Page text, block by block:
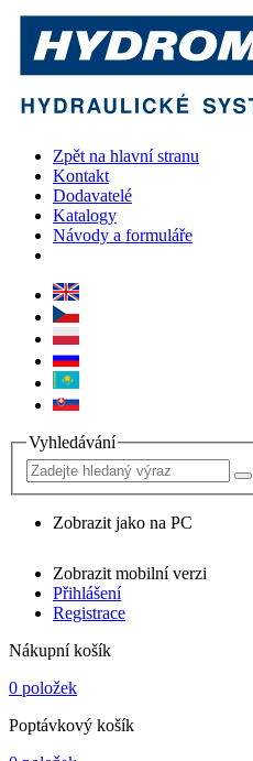
Zpět na hlavní stranu
Kontakt
Dodavatelé
Katalogy
Návody a formuláře
Vyhledávání
Zobrazit jako na PC
Zobrazit mobilní verzi
Přihlášení
Registrace
Nákupní košík
0 položek
Poptávkový košík